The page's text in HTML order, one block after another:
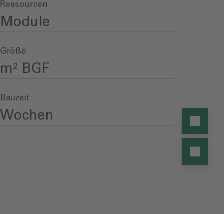
Ressourcen
Module
Größe
m² BGF
Bauzeit
Wochen